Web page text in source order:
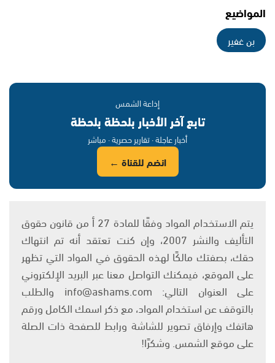
المواضيع
بن غفير
إذاعة الشمس
تابع آخر الأخبار بلحظة بلحظة
أخبار عاجلة · تقارير حصرية · مباشر
انضم للقناة ←
يتم الاستخدام المواد وفقًا للمادة 27 أ من قانون حقوق
التأليف والنشر 2007، وإن كنت تعتقد أنه تم انتهاك
حقك، بصفتك مالكًا لهذه الحقوق في المواد التي تظهر
على الموقع، فيمكنك التواصل معنا عبر البريد الإلكتروني
على العنوان التالي: info@ashams.com والطلب
بالتوقف عن استخدام المواد، مع ذكر اسمك الكامل ورقم
هاتفك وإرفاق تصوير للشاشة ورابط للصفحة ذات الصلة
على موقع الشمس. وشكرًا!